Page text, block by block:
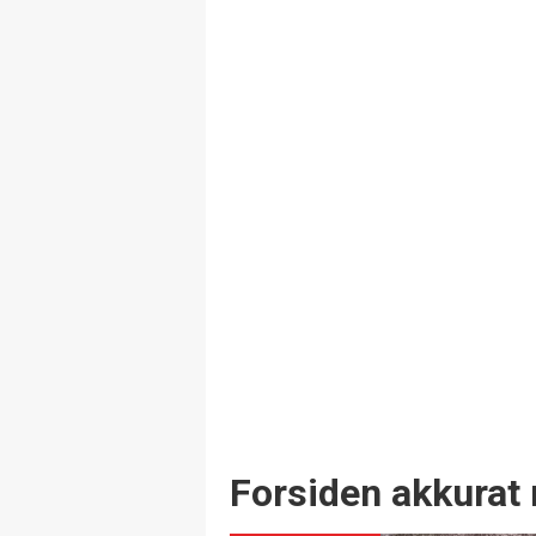
Forsiden akkurat